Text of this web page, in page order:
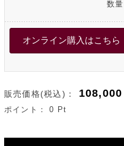
数量
販売価格(税込)： 108,000
ポイント：0 Pt